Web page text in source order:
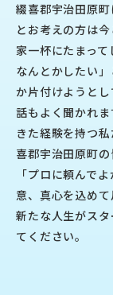
綴喜郡宇治田原
とお考えの方は
家一杯にたまっ
なんとかしたい
か片付けようと
話もよく聞かれ
きた経験を持つ
喜郡宇治田原町
「プロに頼んで
意、真心を込めて
新たな人生がス
てください。